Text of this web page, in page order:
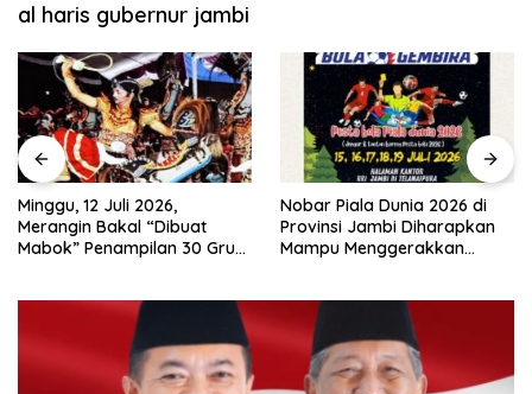
al haris gubernur jambi
Minggu, 12 Juli 2026,
Merangin Bakal “Dibuat
Mabok” Penampilan 30 Grup
Nobar Piala Dunia 2026 di
Provinsi Jambi Diharapkan
Mampu Menggerakkan